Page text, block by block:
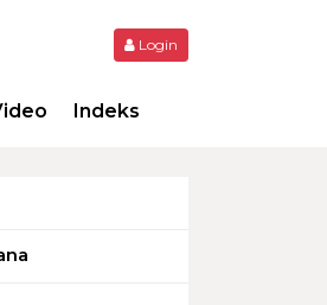
Login
Indeks